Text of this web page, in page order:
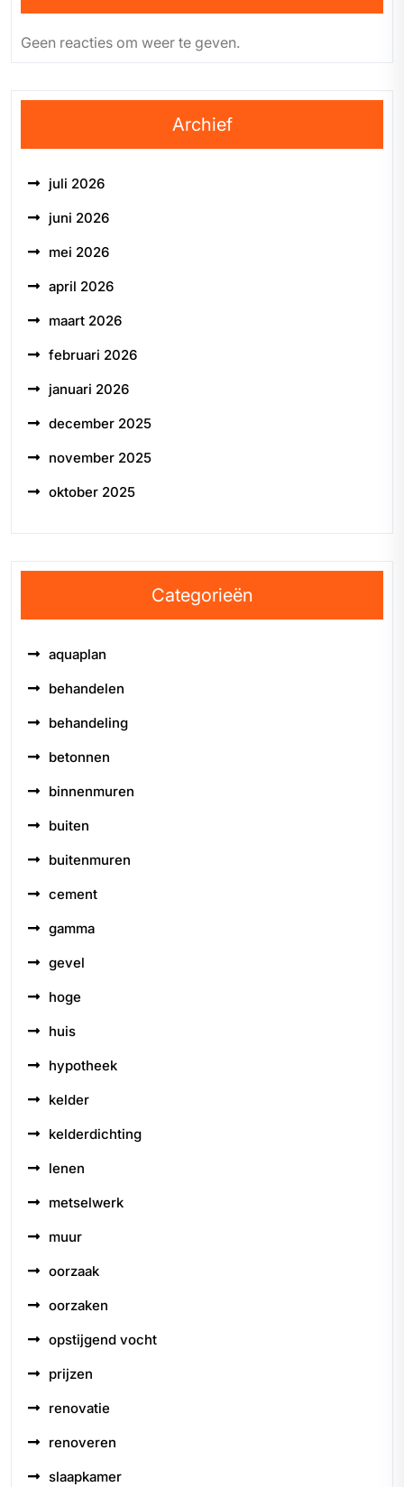
Geen reacties om weer te geven.
Archief
juli 2026
juni 2026
mei 2026
april 2026
maart 2026
februari 2026
januari 2026
december 2025
november 2025
oktober 2025
Categorieën
aquaplan
behandelen
behandeling
betonnen
binnenmuren
buiten
buitenmuren
cement
gamma
gevel
hoge
huis
hypotheek
kelder
kelderdichting
lenen
metselwerk
muur
oorzaak
oorzaken
opstijgend vocht
prijzen
renovatie
renoveren
slaapkamer